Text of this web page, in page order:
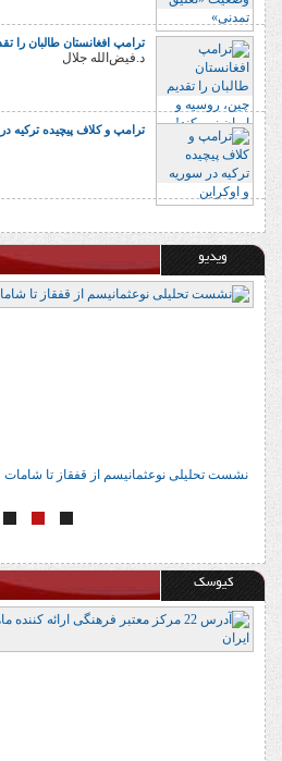
ترامپ افغانستان طالبان را
د.فیض‌الله جلال
ترامپ و کلاف پیچیده ترکیه
ویدیو
نشست تحلیلی نوعثمانیسم از قفقاز تا شامات
کیوسک